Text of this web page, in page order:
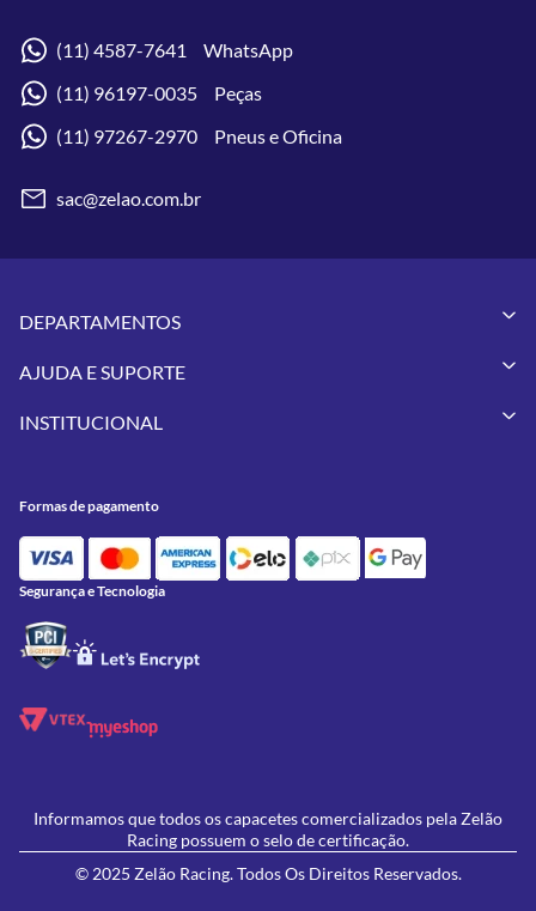
(11) 4587-7641 WhatsApp
(11) 96197-0035 Peças
(11) 97267-2970 Pneus e Oficina
sac@zelao.com.br
DEPARTAMENTOS
Vestuários
Pneus
Utilidades
Feminino
Lançamentos
AJUDA E SUPORTE
Meus Pedidos
Política de Privacidade
Política de Campanhas e promoções
INSTITUCIONAL
Contato
Oficina/Serviços
Formas de pagamento
Segurança e Tecnologia
Informamos que todos os capacetes comercializados pela Zelão
Racing possuem o selo de certificação.
© 2025 Zelão Racing. Todos Os Direitos Reservados.